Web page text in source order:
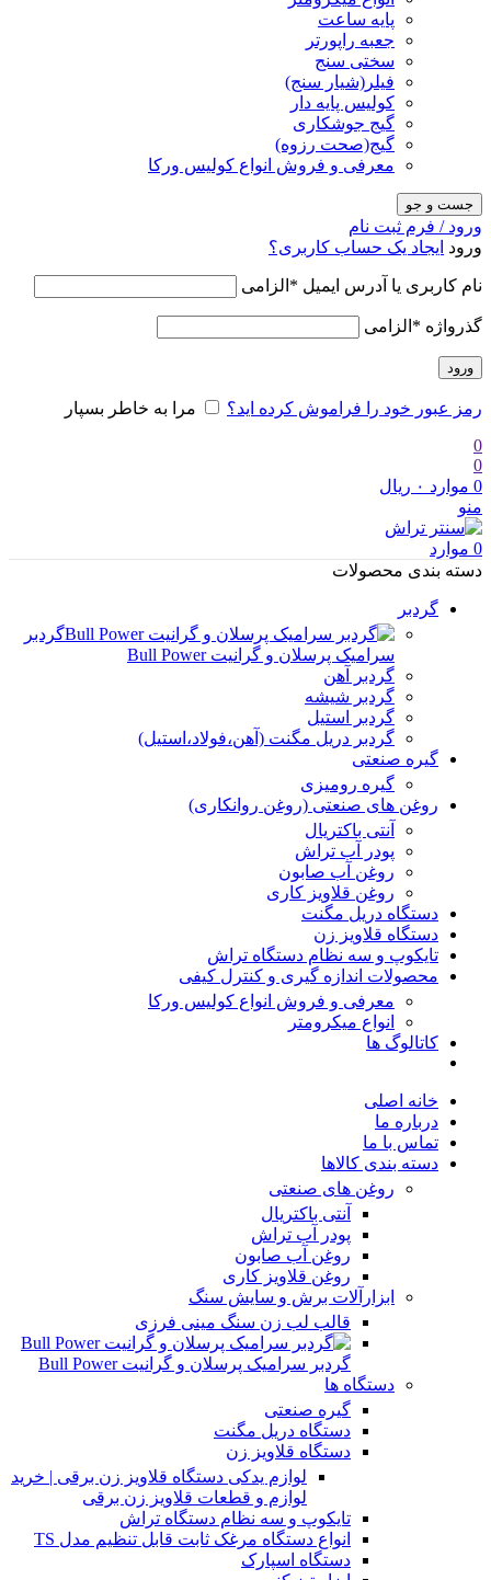
پایه ساعت
جعبه راپورتر
سختی سنج
فیلر(شیار سنج)
کولیس پایه دار
گیج جوشکاری
گیج(صحت رزوه)
معرفی و فروش انواع کولیس ورکا
جست و جو
ورود / فرم ثبت نام
ورود ایجاد یک حساب کاربری؟
نام کاربری یا آدرس ایمیل * الزامی
گذرواژه * الزامی
ورود
رمز عبور خود را فراموش کرده اید؟
مرا به خاطر بسپار
0
0
0 موارد ۰ ریال
منو
0 موارد
دسته بندی محصولات
گردبر
گردبر
سرامیک پرسلان و گرانیت Bull Power
گردبر آهن
گردبر شیشه
گردبر استیل
گردبر دریل مگنت (آهن،فولاد،استیل)
گیره صنعتی
گیره رومیزی
روغن های صنعتی (روغن روانکاری)
آنتی باکتریال
پودر آب تراش
روغن آب صابون
روغن قلاویز کاری
دستگاه دریل مگنت
دستگاه قلاویز زن
تایکوپ و سه نظام دستگاه تراش
محصولات اندازه گیری و کنترل کیفی
معرفی و فروش انواع کولیس ورکا
انواع میکرومتر
کاتالوگ ها
خانه اصلی
درباره ما
تماس با ما
دسته بندی کالاها
روغن های صنعتی
آنتی باکتریال
پودر آب تراش
روغن آب صابون
روغن قلاویز کاری
ابزارآلات برش و سایش سنگ
قالب لب زن سنگ مینی فرزی
گردبر سرامیک پرسلان و گرانیت Bull Power
دستگاه ها
گیره صنعتی
دستگاه دریل مگنت
دستگاه قلاویز زن
لوازم یدکی دستگاه قلاویز زن برقی | خرید
لوازم و قطعات قلاویز زن برقی
تایکوپ و سه نظام دستگاه تراش
انواع دستگاه مرغک ثابت قابل تنظیم مدل TS
دستگاه اسپارک